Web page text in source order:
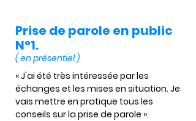
Prise de parole en public
N°1.
( en présentiel )
« J'ai été très intéressée par les
échanges et les mises en situation. Je
vais mettre en pratique tous les
conseils sur la prise de parole ».